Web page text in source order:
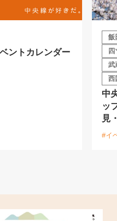
ントカレンダー
飯
武
西
中
ッ
見
#イ